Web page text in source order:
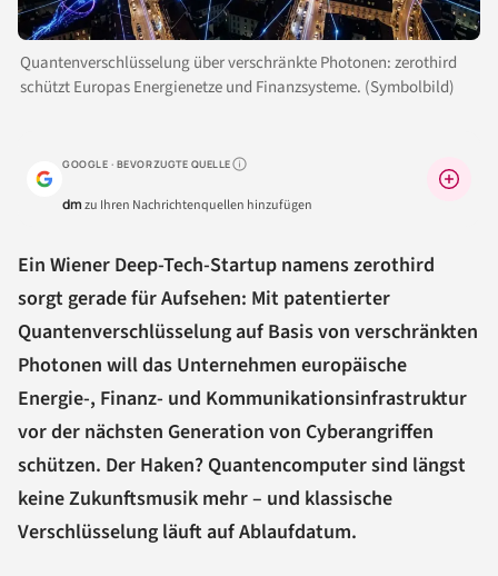
Quantenverschlüsselung über verschränkte Photonen: zerothird
schützt Europas Energienetze und Finanzsysteme. (Symbolbild)
GOOGLE · BEVORZUGTE QUELLEWarum lohnt sich das?
dmzu Ihren Nachrichtenquellen hinzufügen
Ein Wiener Deep-Tech-Startup namens zerothird
sorgt gerade für Aufsehen: Mit patentierter
Quantenverschlüsselung auf Basis von verschränkten
Photonen will das Unternehmen europäische
Energie-, Finanz- und Kommunikationsinfrastruktur
vor der nächsten Generation von Cyberangriffen
schützen. Der Haken? Quantencomputer sind längst
keine Zukunftsmusik mehr – und klassische
Verschlüsselung läuft auf Ablaufdatum.